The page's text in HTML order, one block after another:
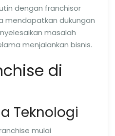
dengan franchisor
mendapatkan dukungan
masalah
menjalankan bisnis.
di
Teknologi
mulai